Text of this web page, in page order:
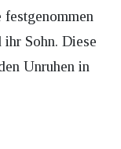
Sohn. Diese
Unruhen in